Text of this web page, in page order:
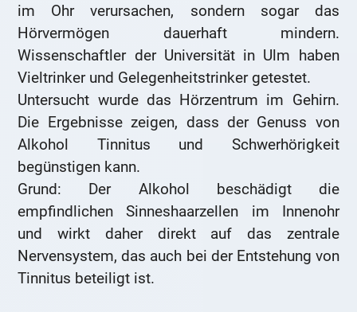
im Ohr verursachen, sondern sogar das
Hörvermögen dauerhaft mindern.
Wissenschaftler der Universität in Ulm haben
Vieltrinker und Gelegenheitstrinker getestet.
Untersucht wurde das Hörzentrum im Gehirn.
Die Ergebnisse zeigen, dass der Genuss von
Alkohol Tinnitus und Schwerhörigkeit
begünstigen kann.
Grund: Der Alkohol beschädigt die
empfindlichen Sinneshaarzellen im Innenohr
und wirkt daher direkt auf das zentrale
Nervensystem, das auch bei der Entstehung von
Tinnitus beteiligt ist.